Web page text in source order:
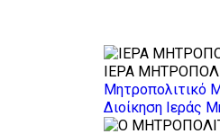
ΙΕΡΑ
Μητροπολιτικό
Διοίκηση Ιεράς